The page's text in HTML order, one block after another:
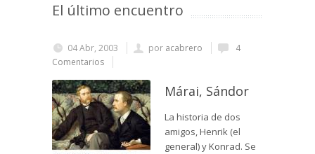
El último encuentro
04 Abr, 2003 por acabrero
4
Comentarios
Márai, Sándor
La historia de dos
amigos, Henrik (el
general) y Konrad. Se